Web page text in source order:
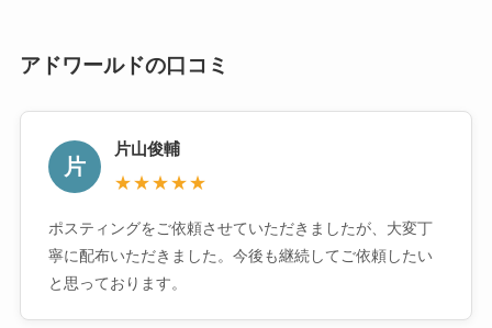
アドワールドの口コミ
片
片山俊輔
★★★★★
ポスティングをご依頼させていただきましたが、大変丁
寧に配布いただきました。今後も継続してご依頼したい
と思っております。